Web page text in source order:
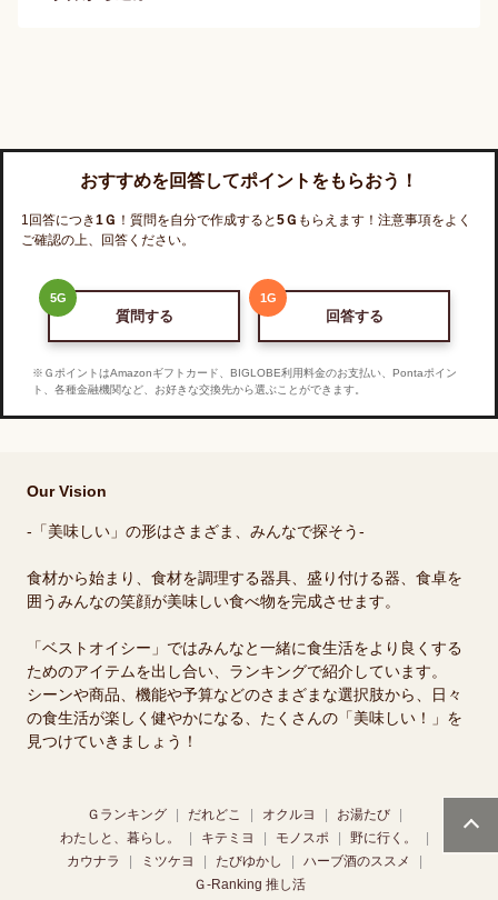
おすすめを回答してポイントをもらおう！
1回答につき1Ｇ ！質問を自分で作成すると5Ｇ もらえます！注意事項をよく
ご確認の上、回答ください。
5G
質問する
1G
回答する
※ＧポイントはAmazonギフトカード、BIGLOBE利用料金のお支払い、Pontaポイン
ト、各種金融機関など、お好きな交換先から選ぶことができます。
Our Vision
-「美味しい」の形はさまざま、みんなで探そう-
食材から始まり、食材を調理する器具、盛り付ける器、食卓を
囲うみんなの笑顔が美味しい食べ物を完成させます。
「ベストオイシー」ではみんなと一緒に食生活をより良くする
ためのアイテムを出し合い、ランキングで紹介しています。
シーンや商品、機能や予算などのさまざまな選択肢から、日々
の食生活が楽しく健やかになる、たくさんの「美味しい！」を
見つけていきましょう！
Ｇランキング だれどこ オクルヨ
お湯たび
わたしと、暮らし。
キテミヨ モノスポ
野に行く。
カウナラ
ミツケヨ たびゆかし
ハーブ酒のススメ
Ｇ-Ranking 推し活